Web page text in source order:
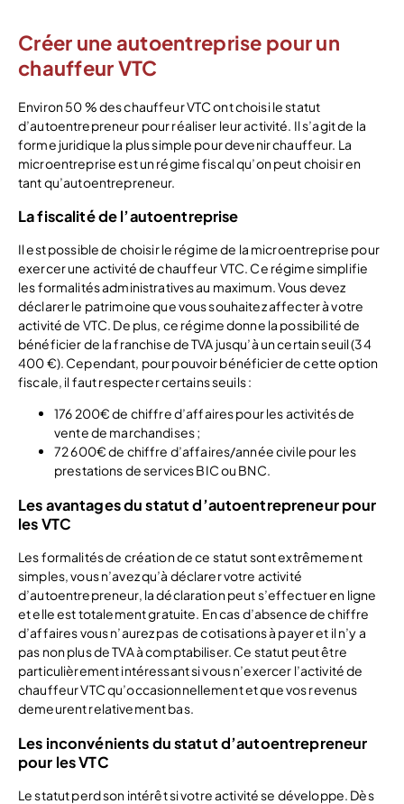
Créer une autoentreprise pour un
chauffeur VTC
Environ 50 % des chauffeur VTC ont choisi le statut
d’autoentrepreneur pour réaliser leur activité. Il s’agit de la
forme juridique la plus simple pour devenir chauffeur. La
microentreprise est un régime fiscal qu’on peut choisir en
tant qu’autoentrepreneur.
La fiscalité de l’autoentreprise
Il est possible de choisir le régime de la microentreprise pour
exercer une activité de chauffeur VTC. Ce régime simplifie
les formalités administratives au maximum. Vous devez
déclarer le patrimoine que vous souhaitez affecter à votre
activité de VTC. De plus, ce régime donne la possibilité de
bénéficier de la franchise de TVA jusqu’à un certain seuil (34
400 €). Cependant, pour pouvoir bénéficier de cette option
fiscale, il faut respecter certains seuils :
176 200€ de chiffre d’affaires pour les activités de
vente de marchandises ;
72 600€ de chiffre d’affaires/année civile pour les
prestations de services BIC ou BNC.
Les avantages du statut d’autoentrepreneur pour
les VTC
Les formalités de création de ce statut sont extrêmement
simples, vous n’avez qu’à déclarer votre activité
d’autoentrepreneur, la déclaration peut s’effectuer en ligne
et elle est totalement gratuite. En cas d’absence de chiffre
d’affaires vous n’aurez pas de cotisations à payer et il n’y a
pas non plus de TVA à comptabiliser. Ce statut peut être
particulièrement intéressant si vous n’exercer l’activité de
chauffeur VTC qu’occasionnellement et que vos revenus
demeurent relativement bas.
Les inconvénients du statut d’autoentrepreneur
pour les VTC
Le statut perd son intérêt si votre activité se développe. Dès